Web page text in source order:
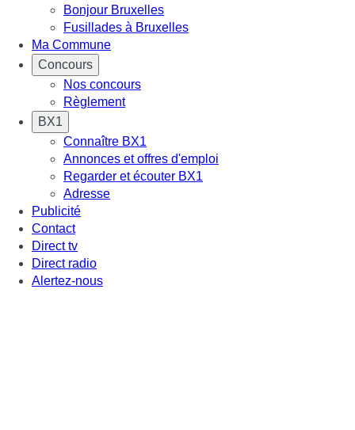
Bonjour Bruxelles
Fusillades à Bruxelles
Ma Commune
Concours
Nos concours
Règlement
BX1
Connaître BX1
Annonces et offres d'emploi
Regarder et écouter BX1
Adresse
Publicité
Contact
Direct tv
Direct radio
Alertez-nous